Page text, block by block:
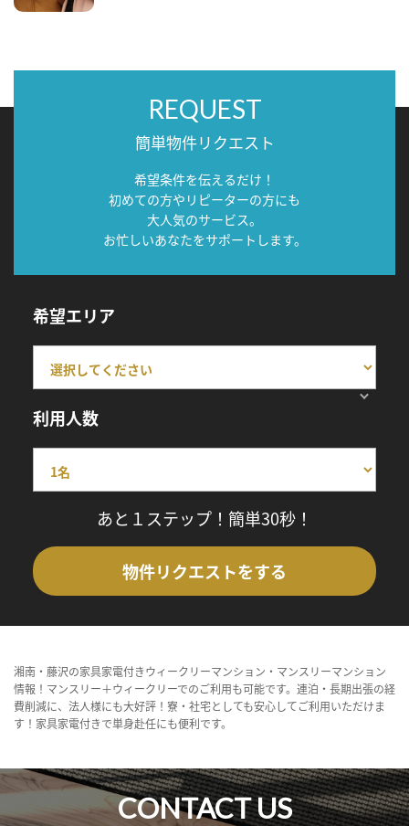
REQUEST
簡単物件リクエスト
希望条件を伝えるだけ！
初めての方やリピーターの方にも
大人気のサービス。
お忙しいあなたをサポートします。
希望エリア
利用人数
あと１ステップ！簡単30秒！
物件リクエストをする
湘南・藤沢の家具家電付きウィークリーマンション・マンスリーマンション
情報！マンスリー＋ウィークリーでのご利用も可能です。連泊・長期出張の経
費削減に、法人様にも大好評！寮・社宅としても安心してご利用いただけま
す！家具家電付きで単身赴任にも便利です。
CONTACT US